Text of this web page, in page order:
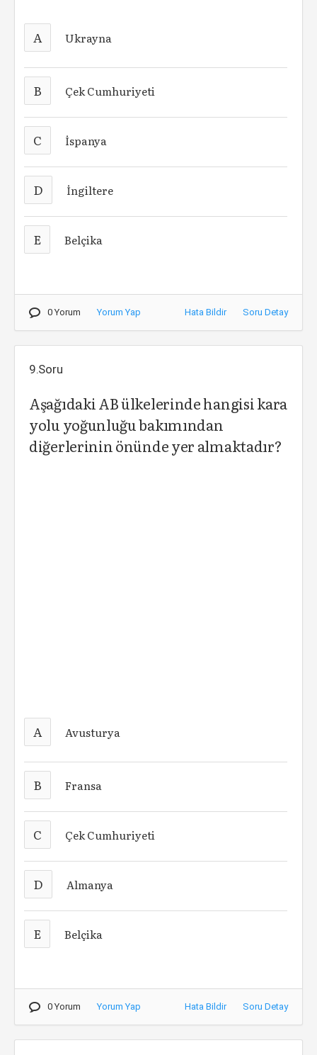
A Ukrayna
B Çek Cumhuriyeti
C İspanya
D İngiltere
E Belçika
0 Yorum Yorum Yap Hata Bildir Soru Detay
9.Soru
Aşağıdaki AB ülkelerinde hangisi kara
yolu yoğunluğu bakımından
diğerlerinin önünde yer almaktadır?
A Avusturya
B Fransa
C Çek Cumhuriyeti
D Almanya
E Belçika
0 Yorum Yorum Yap Hata Bildir Soru Detay